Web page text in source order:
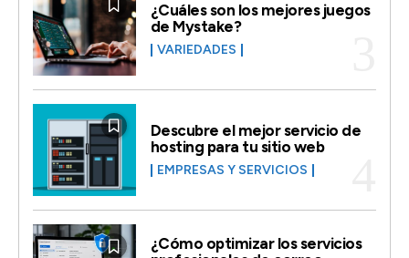
¿Cuáles son los mejores juegos
de Mystake?
VARIEDADES
Descubre el mejor servicio de
hosting para tu sitio web
EMPRESAS Y SERVICIOS
¿Cómo optimizar los servicios